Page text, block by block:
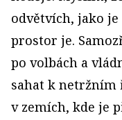
odvětvích, jako
prostor je.
po volbách a
sahat k netržním
v zemích, kde je